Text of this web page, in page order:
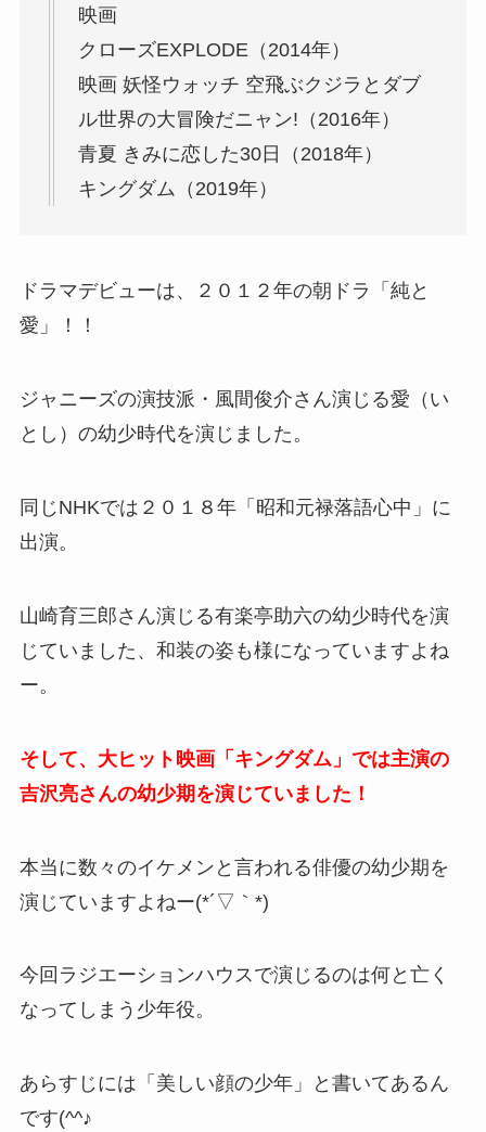
映画
クローズEXPLODE（2014年）
映画 妖怪ウォッチ 空飛ぶクジラとダブ
ル世界の大冒険だニャン!（2016年）
青夏 きみに恋した30日（2018年）
キングダム（2019年）
ドラマデビューは、２０１２年の朝ドラ「純と
愛」！！
ジャニーズの演技派・風間俊介さん演じる愛（い
とし）の幼少時代を演じました。
同じNHKでは２０１８年「昭和元禄落語心中」に
出演。
山崎育三郎さん演じる有楽亭助六の幼少時代を演
じていました、和装の姿も様になっていますよね
ー。
そして、大ヒット映画「キングダム」では主演の
吉沢亮さんの幼少期を演じていました！
本当に数々のイケメンと言われる俳優の幼少期を
演じていますよねー(*´▽｀*)
今回ラジエーションハウスで演じるのは何と亡く
なってしまう少年役。
あらすじには「美しい顔の少年」と書いてあるん
です(^^♪